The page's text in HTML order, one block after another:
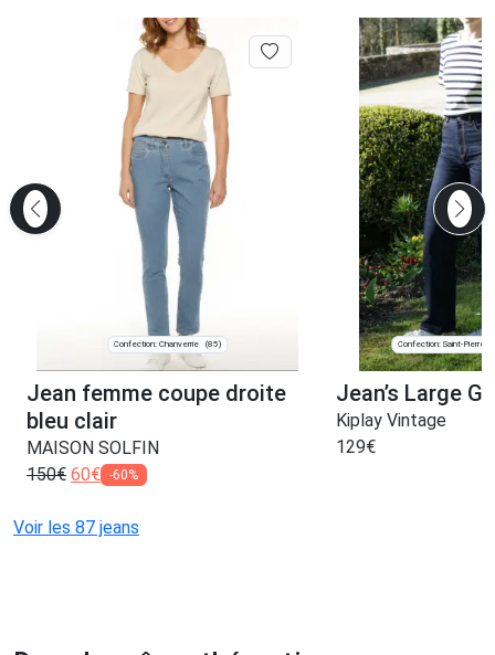
Confection: Chanverrie (85)
Jean femme coupe droite
bleu clair
MAISON SOLFIN
150€ 60€ -60%
Confection: Saint-Pierre-
Jean’s Large
Kiplay Vintage
129€
Voir les 87 jeans